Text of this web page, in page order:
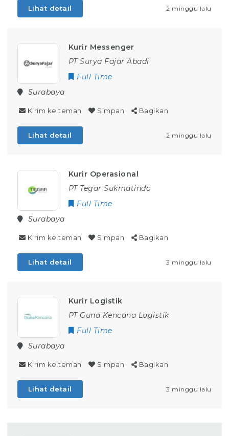
Lihat detail 2 minggu lalu
Kurir Messenger
PT Surya Fajar Abadi
Full Time
Surabaya
Kirim ke teman Simpan Bagikan
Lihat detail 2 minggu lalu
Kurir Operasional
PT Tegar Sukmatindo
Full Time
Surabaya
Kirim ke teman Simpan Bagikan
Lihat detail 3 minggu lalu
Kurir Logistik
PT Guna Kencana Logistik
Full Time
Surabaya
Kirim ke teman Simpan Bagikan
Lihat detail 3 minggu lalu